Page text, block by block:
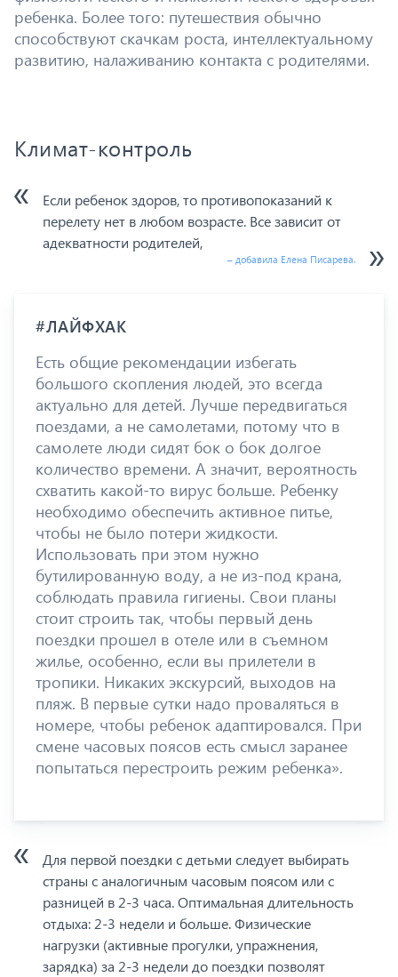
ребенка. Более того: путешествия обычно
способствуют скачкам роста, интеллектуальному
развитию, налаживанию контакта с родителями.
Климат-контроль
Если ребенок здоров, то противопоказаний к
перелету нет в любом возрасте. Все зависит от
адекватности родителей,
– добавила Елена Писарева.
#ЛАЙФХАК
Есть общие рекомендации избегать
большого скопления людей, это всегда
актуально для детей. Лучше передвигаться
поездами, а не самолетами, потому что в
самолете люди сидят бок о бок долгое
количество времени. А значит, вероятность
схватить какой-то вирус больше. Ребенку
необходимо обеспечить активное питье,
чтобы не было потери жидкости.
Использовать при этом нужно
бутилированную воду, а не из-под крана,
соблюдать правила гигиены. Свои планы
стоит строить так, чтобы первый день
поездки прошел в отеле или в съемном
жилье, особенно, если вы прилетели в
тропики. Никаких экскурсий, выходов на
пляж. В первые сутки надо проваляться в
номере, чтобы ребенок адаптировался. При
смене часовых поясов есть смысл заранее
попытаться перестроить режим ребенка».
Для первой поездки с детьми следует выбирать
страны с аналогичным часовым поясом или с
разницей в 2-3 часа. Оптимальная длительность
отдыха: 2-3 недели и больше. Физические
нагрузки (активные прогулки, упражнения,
зарядка) за 2-3 недели до поездки позволят